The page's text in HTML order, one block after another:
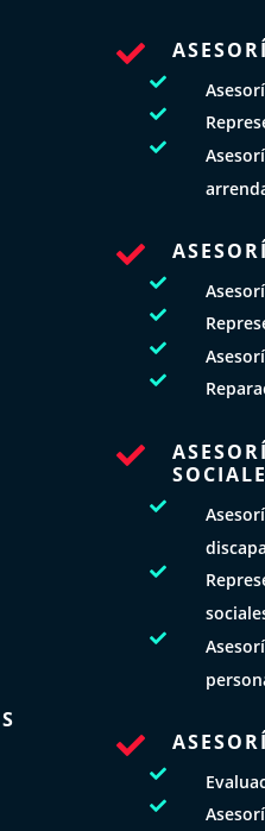















